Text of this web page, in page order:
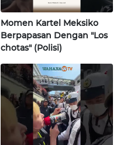
Momen Kartel Meksiko
Berpapasan Dengan "Los
chotas" (Polisi)